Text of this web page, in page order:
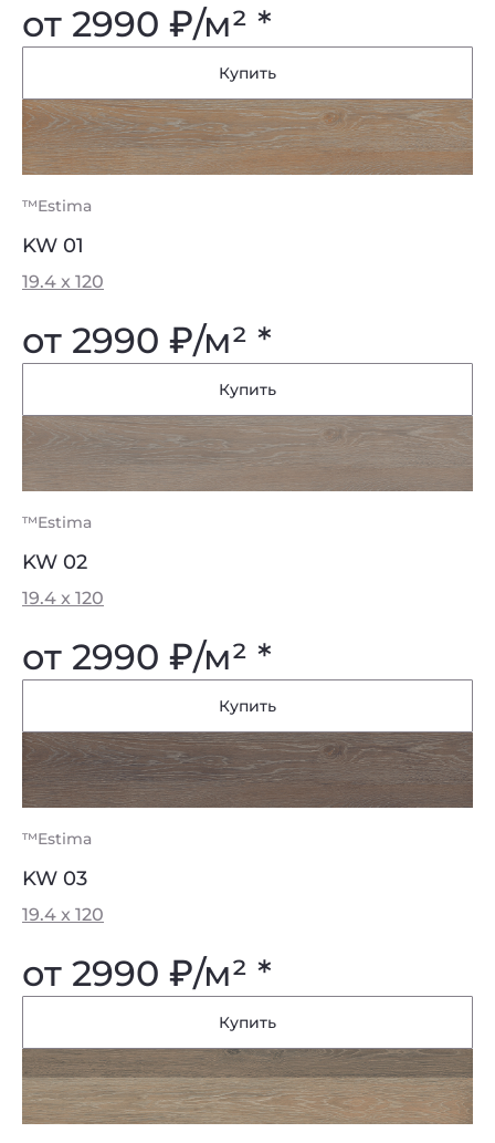
от 2990 ₽/м² *
Купить
™Estima
KW 01
19.4 x 120
от 2990 ₽/м² *
Купить
™Estima
KW 02
19.4 x 120
от 2990 ₽/м² *
Купить
™Estima
KW 03
19.4 x 120
от 2990 ₽/м² *
Купить